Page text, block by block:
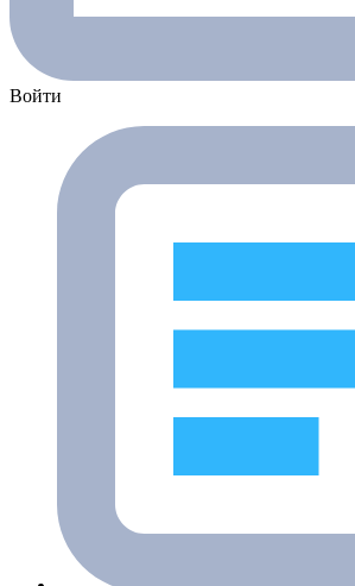
Войти